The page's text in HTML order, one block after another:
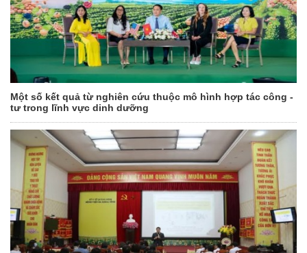
Một số kết quả từ nghiên cứu thuộc mô hình hợp tác công -
tư trong lĩnh vực dinh dưỡng